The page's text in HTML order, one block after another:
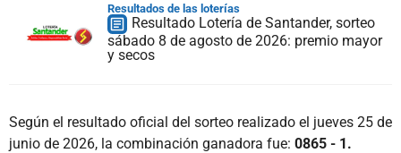
Resultados de las loterías
Resultado Lotería de Santander, sorteo
sábado 8 de agosto de 2026: premio mayor
y secos
Según el resultado oficial del sorteo realizado el jueves 25 de
junio de 2026, la combinación ganadora fue: 0865 - 1.